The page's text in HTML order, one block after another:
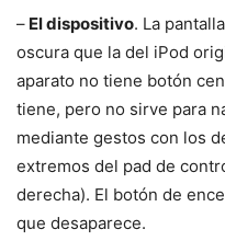
– El dispositivo. La
oscura que la del iPod
aparato no tiene botón
tiene, pero no sirve para
mediante gestos con los
extremos del pad de
derecha). El botón de
que desaparece.